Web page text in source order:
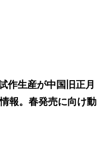
作生産が中国旧正月
報。春発売に向け動